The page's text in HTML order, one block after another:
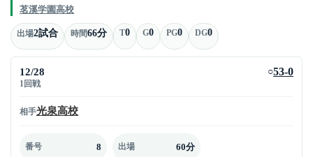
茗溪学園高校
出場2試合 時間66分 T0 G0 PG0 DG0
12/28
1回戦
○53-0
相手光泉高校
番号 8 出場 60分